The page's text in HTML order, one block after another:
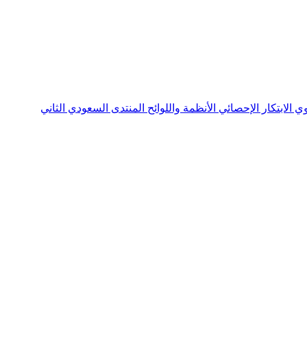
الابتكار الإحصائي الأنظمة واللوائح المنتدى السعودي الثاني